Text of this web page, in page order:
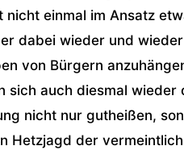
einmal im Ansatz
dabei wieder und
von Bürgern
sich auch diesmal wieder
nicht nur gutheißen,
Hetzjagd der